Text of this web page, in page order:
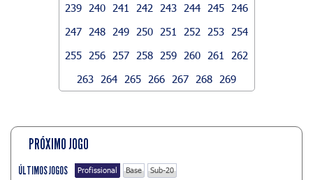
239
240 241 242 243 244 245
246
247
248 249 250 251 252 253
254
255
256 257 258 259 260 261
262
263
264 265 266 267 268 269
PRÓXIMO JOGO
ÚLTIMOS JOGOS Profissional Base Sub-20